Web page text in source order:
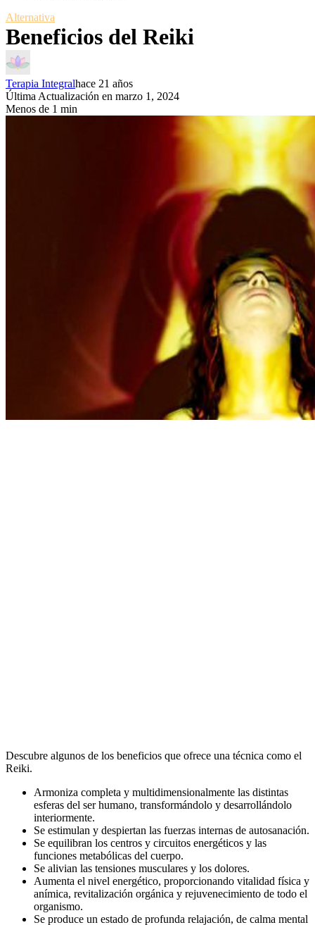
Alternativa
Beneficios del Reiki
Terapia Integralhace 21 años
Última Actualización en marzo 1, 2024
Menos de 1 min
Descubre algunos de los beneficios que ofrece una técnica como el
Reiki.
Armoniza completa y multidimensionalmente las distintas
esferas del ser humano, transformándolo y desarrollándolo
interiormente.
Se estimulan y despiertan las fuerzas internas de autosanación.
Se equilibran los centros y circuitos energéticos y las
funciones metabólicas del cuerpo.
Se alivian las tensiones musculares y los dolores.
Aumenta el nivel energético, proporcionando vitalidad física y
anímica, revitalización orgánica y rejuvenecimiento de todo el
organismo.
Se produce un estado de profunda relajación, de calma mental